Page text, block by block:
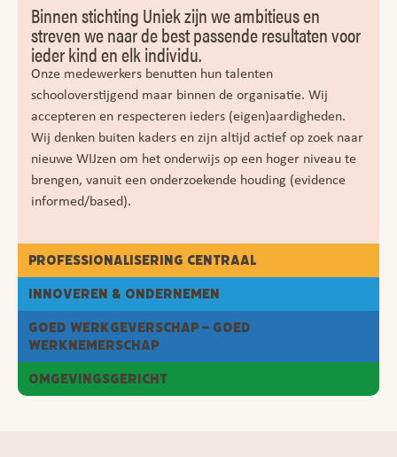
Binnen stichting Uniek zijn we ambitieus en
streven we naar de best passende resultaten voor
ieder kind en elk individu.
Onze medewerkers benutten hun talenten
schooloverstijgend maar binnen de organisatie. Wij
accepteren en respecteren ieders (eigen)aardigheden.
Wij denken buiten kaders en zijn altijd actief op zoek naar
nieuwe WIJzen om het onderwijs op een hoger niveau te
brengen, vanuit een onderzoekende houding (evidence
informed/based).
Professionalisering centraal
Innoveren & ondernemen
Goed werkgeverschap – goed
werknemerschap
Omgevingsgericht